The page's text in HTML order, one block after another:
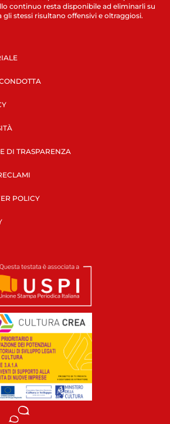
continuo resta disponibile ad eliminarli su
gli stessi risultano offensivi e oltraggiosi.
DI TRASPARENZA
POLICY